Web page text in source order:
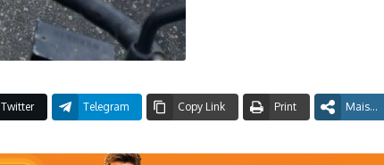
Twitter Telegram Copy Link Print Mais...